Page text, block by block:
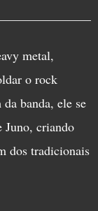
metal,
o rock
banda, ele se
Juno, criando
dos tradicionais